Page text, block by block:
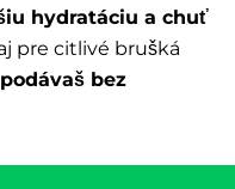
hydratáciu a chuť
pre citlivé brušká
bez